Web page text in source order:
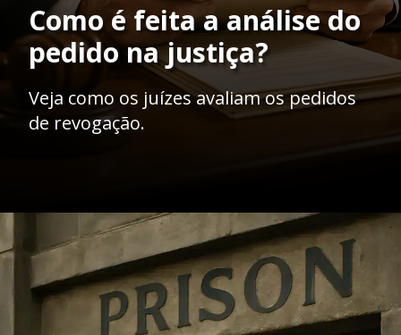
Como é feita a análise do
pedido na justiça?
Veja como os juízes avaliam os pedidos
de revogação.
Openinghttps://ademilsoncs.adv.br/